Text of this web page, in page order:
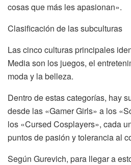
cosas que más les apasionan».
Clasificación de las subculturas
Las cinco culturas principales
Media son los juegos, el
moda y la belleza.
Dentro de estas categorías, hay
desde las «Gamer Girls» a los
los «Cursed Cosplayers», cada
puntos de pasión y tolerancia al
Según Gurevich, para llegar a